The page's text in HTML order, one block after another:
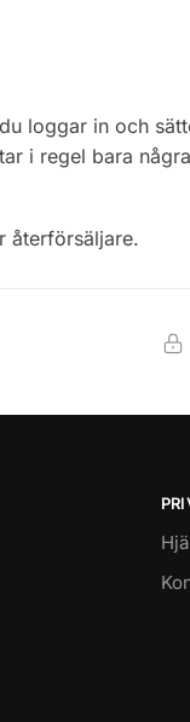
loggar in och
i regel bara
återförsäljare.